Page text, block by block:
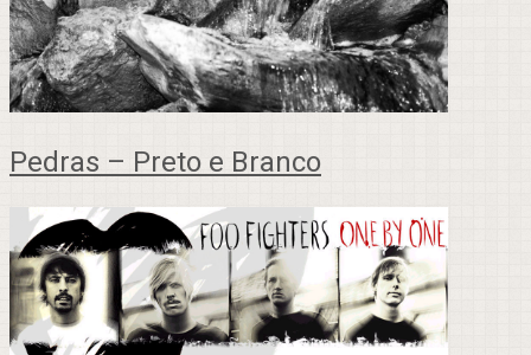
Pedras – Preto e Branco